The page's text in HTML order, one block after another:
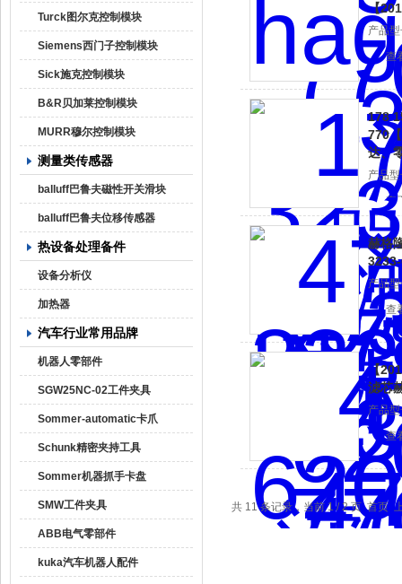
Turck图尔克控制模块
Siemens西门子控制模块
Sick施克控制模块
B&R贝加莱控制模块
MURR穆尔控制模块
测量类传感器
balluff巴鲁夫磁性开关滑块
balluff巴鲁夫位移传感器
热设备处理备件
设备分析仪
加热器
汽车行业常用品牌
机器人零部件
SGW25NC-02工件夹具
Sommer-automatic卡爪
Schunk精密夹持工具
Sommer机器抓手卡盘
SMW工件夹具
ABB电气零部件
kuka汽车机器人配件
【
产品
查
178
770
达、
产品
查
赫格
产品型
查
【
滤芯
产品
查
共 11 条记录，当前 1 / 2 页 首页